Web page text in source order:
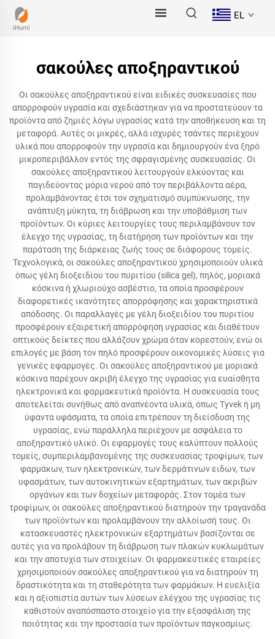
EL
σακούλες αποξηραντικού
Οι σακούλες αποξηραντικού είναι ειδικές συσκευασίες που
απορροφούν υγρασία και σχεδιάστηκαν για να προστατεύουν τα
προϊόντα από ζημιές λόγω υγρασίας κατά την αποθήκευση και τη
μεταφορά. Αυτές οι μικρές, αλλά ισχυρές τσάντες περιέχουν
υλικά που απορροφούν την υγρασία και δημιουργούν ένα ξηρό
μικροπεριβάλλον εντός της σφραγισμένης συσκευασίας. Οι
σακούλες αποξηραντικού λειτουργούν ελκύοντας και
παγιδεύοντας μόρια νερού από τον περιβάλλοντα αέρα,
προλαμβάνοντας έτσι τον σχηματισμό συμπύκνωσης, την
ανάπτυξη μύκητα, τη διάβρωση και την υποβάθμιση των
προϊόντων. Οι κύριες λειτουργίες τους περιλαμβάνουν τον
έλεγχο της υγρασίας, τη διατήρηση των προϊόντων και την
παράταση της διάρκειας ζωής τους σε διάφορους τομείς.
Τεχνολογικά, οι σακούλες αποξηραντικού χρησιμοποιούν υλικά
όπως γέλη διοξειδίου του πυριτίου (silica gel), πηλός, μοριακά
κόσκινα ή χλωριούχο ασβέστιο, τα οποία προσφέρουν
διαφορετικές ικανότητες απορρόφησης και χαρακτηριστικά
απόδοσης. Οι παραλλαγές με γέλη διοξειδίου του πυριτίου
προσφέρουν εξαιρετική απορρόφηση υγρασίας και διαθέτουν
οπτικούς δείκτες που αλλάζουν χρώμα όταν κορεστούν, ενώ οι
επιλογές με βάση τον πηλό προσφέρουν οικονομικές λύσεις για
γενικές εφαρμογές. Οι σακούλες αποξηραντικού με μοριακά
κόσκινα παρέχουν ακριβή έλεγχο της υγρασίας για ευαίσθητα
ηλεκτρονικά και φαρμακευτικά προϊόντα. Η συσκευασία τους
αποτελείται συνήθως από αναπνέοντα υλικά, όπως Tyvek ή μη
ύφαντα υφάσματα, τα οποία επιτρέπουν τη διείσδυση της
υγρασίας, ενώ παράλληλα περιέχουν με ασφάλεια το
αποξηραντικό υλικό. Οι εφαρμογές τους καλύπτουν πολλούς
τομείς, συμπεριλαμβανομένης της συσκευασίας τροφίμων, των
φαρμάκων, των ηλεκτρονικών, των δερμάτινων ειδών, των
υφασμάτων, των αυτοκινητικών εξαρτημάτων, των ακριβών
οργάνων και των δοχείων μεταφοράς. Στον τομέα των
τροφίμων, οι σακούλες αποξηραντικού διατηρούν την τραγανάδα
των προϊόντων και προλαμβάνουν την αλλοίωσή τους. Οι
κατασκευαστές ηλεκτρονικών εξαρτημάτων βασίζονται σε
αυτές για να προλάβουν τη διάβρωση των πλακών κυκλωμάτων
και την αποτυχία των στοιχείων. Οι φαρμακευτικές εταιρείες
χρησιμοποιούν σακούλες αποξηραντικού για να διατηρούν τη
δραστικότητα και τη σταθερότητα των φαρμάκων. Η ευελιξία
και η αξιοπιστία αυτών των λύσεων ελέγχου της υγρασίας τις
καθιστούν αναπόσπαστο στοιχείο για την εξασφάλιση της
ποιότητας και την προστασία των προϊόντων παγκοσμίως.